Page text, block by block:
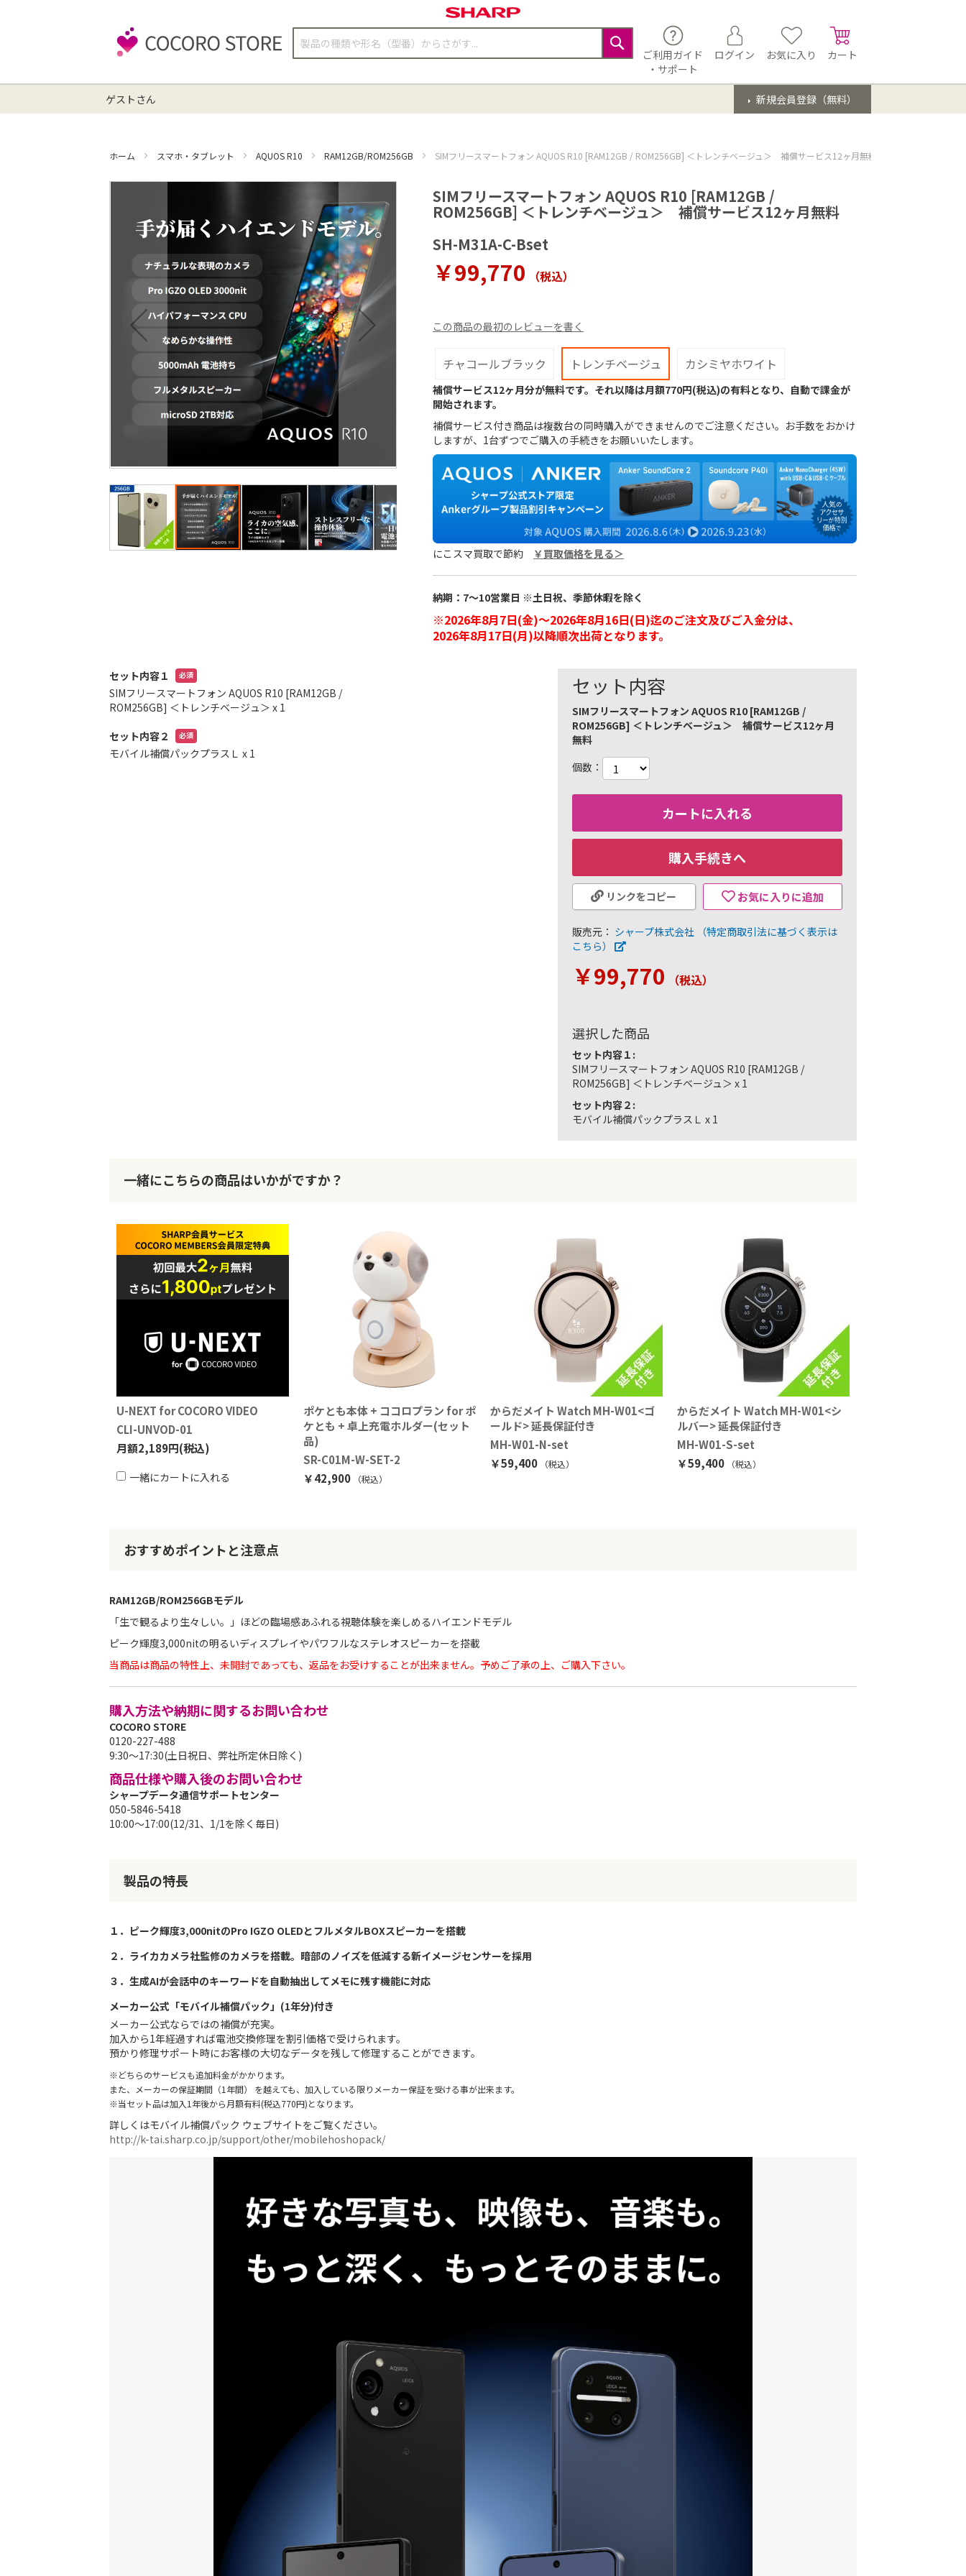
検
検
ご利用ガイド
・サポート
ログイン お気に入り カート
新規会員登録（無料）
ゲストさん
ホーム スマホ・タブレット AQUOS R10 RAM12GB/ROM256GB SIMフリースマートフォン AQUOS R10 [RAM12GB / ROM256GB] ＜トレンチベージュ＞ 補償サービス12ヶ月無料
SIMフリースマートフォン AQUOS R10 [RAM12GB /
ROM256GB] ＜トレンチベージュ＞ 補償サービス12ヶ月無料
SH-M31A-C-Bset
￥99,770 （税込）
この商品の最初のレビューを書く
チャコールブラック トレンチベージュ カシミヤホワイト
補償サービス12ヶ月分が無料です。それ以降は月額770円(税込)の有料となり、自動で課金が
開始されます。
補償サービス付き商品は複数台の同時購入ができませんのでご注意ください。お手数をおかけ
しますが、1台ずつでご購入の手続きをお願いいたします。
にこスマ買取で節約 ￥買取価格を見る＞
納期：7～10営業日 ※土日祝、季節休暇を除く
※2026年8月7日(金)～2026年8月16日(日)迄のご注文及びご入金分は、
2026年8月17日(月)以降順次出荷となります。
ー
の
最
初
に
移
動
セット内容１
SIMフリースマートフォン AQUOS R10 [RAM12GB /
ROM256GB] ＜トレンチベージュ＞ x 1
セット内容２
モバイル補償パックプラスＬ x 1
セット内容
SIMフリースマートフォン AQUOS R10 [RAM12GB /
ROM256GB] ＜トレンチベージュ＞ 補償サービス12ヶ月
無料
個数
カートに入れる
購入手続きへ
お気に入りに追加
リンクをコピー
販売元： シャープ株式会社
（特定商取引法に基づく表示は
こちら）
￥99,770 （税込）
選択した商品
セット内容１:
SIMフリースマートフォン AQUOS R10 [RAM12GB /
ROM256GB] ＜トレンチベージュ＞ x 1
セット内容２:
モバイル補償パックプラスＬ x 1
一緒にこちらの商品はいかがですか？
U-NEXT for COCORO VIDEO
CLI-UNVOD-01
月額2,189円(税込)
一緒にカートに入れる
ポケとも本体 + ココロプラン for ポ
ケとも + 卓上充電ホルダー(セット
品)
SR-C01M-W-SET-2
￥42,900
（税込）
からだメイト Watch MH-W01<ゴ
ールド> 延長保証付き
MH-W01-N-set
￥59,400
（税込）
からだメイト Watch MH-W01<シ
ルバー> 延長保証付き
MH-W01-S-set
￥59,400
（税込）
おすすめポイントと注意点
RAM12GB/ROM256GBモデル
「生で観るより生々しい。」ほどの臨場感あふれる視聴体験を楽しめるハイエンドモデル
ピーク輝度3,000nitの明るいディスプレイやパワフルなステレオスピーカーを搭載
当商品は商品の特性上、未開封であっても、返品をお受けすることが出来ません。予めご了承の上、ご購入下さい。
購入方法や納期に関するお問い合わせ
COCORO STORE
0120-227-488
9:30～17:30(土日祝日、弊社所定休日除く)
商品仕様や購入後のお問い合わせ
シャープデータ通信サポートセンター
050-5846-5418
10:00～17:00(12/31、1/1を除く毎日)
製品の特長
１．ピーク輝度3,000nitのPro IGZO OLEDとフルメタルBOXスピーカーを搭載
２．ライカカメラ社監修のカメラを搭載。暗部のノイズを低減する新イメージセンサーを採用
３．生成AIが会話中のキーワードを自動抽出してメモに残す機能に対応
メーカー公式「モバイル補償パック」(1年分)付き
メーカー公式ならではの補償が充実。
加入から1年経過すれば電池交換修理を割引価格で受けられます。
預かり修理サポート時にお客様の大切なデータを残して修理することができます。
※どちらのサービスも追加料金がかかります。
また、メーカーの保証期間（1年間） を越えても、加入している限りメーカー保証を受ける事が出来ます。
※当セット品は加入1年後から月額有料(税込770円)となります。
詳しくはモバイル補償パック ウェブサイトをご覧ください。
http://k-tai.sharp.co.jp/support/other/mobilehoshopack/